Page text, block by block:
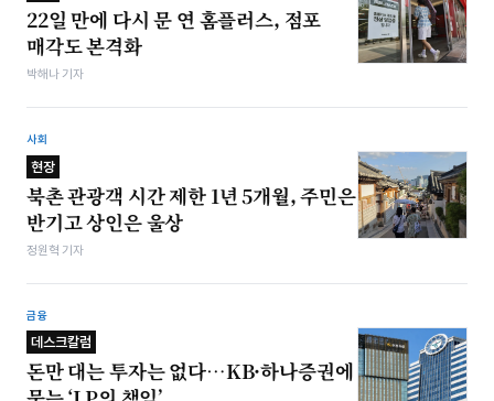
22일 만에 다시 문 연 홈플러스, 점포
매각도 본격화
박해나 기자
사회
현장
북촌 관광객 시간 제한 1년 5개월, 주민은
반기고 상인은 울상
정원혁 기자
금융
데스크칼럼
돈만 대는 투자는 없다…KB·하나증권에